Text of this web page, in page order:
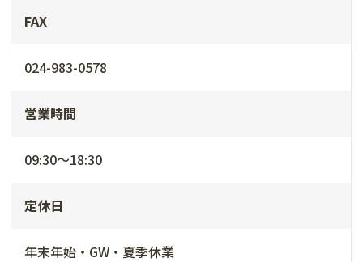
FAX
024-983-0578
営業時間
09:30～18:30
定休日
年末年始・GW・夏季休業